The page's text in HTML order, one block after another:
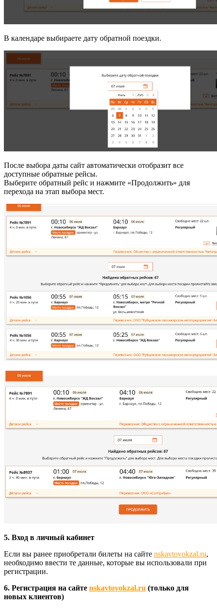
В календаре выбираете дату обратной поездки.
После выбора даты сайт автоматически отобразит все
доступные обратные рейсы.
Выберите обратный рейс и нажмите «Продолжить» для
перехода на этап выбора мест.
5. Вход в личный кабинет
Если вы ранее приобретали билеты на сайте nskavtovokzal.ru,
необходимо ввести те данные, которые вы использовали при
регистрации.
6. Регистрация на сайте nskavtovokzal.ru (только для
новых клиентов)